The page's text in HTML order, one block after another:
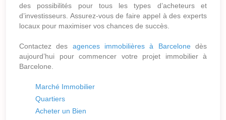
des possibilités pour tous les types d’acheteurs et
d’investisseurs. Assurez-vous de faire appel à des experts
locaux pour maximiser vos chances de succès.
Contactez des agences immobilières à Barcelonedès
aujourd’hui pour commencer votre projet immobilier à
Barcelone.
Marché Immobilier
Quartiers
Acheter un Bien